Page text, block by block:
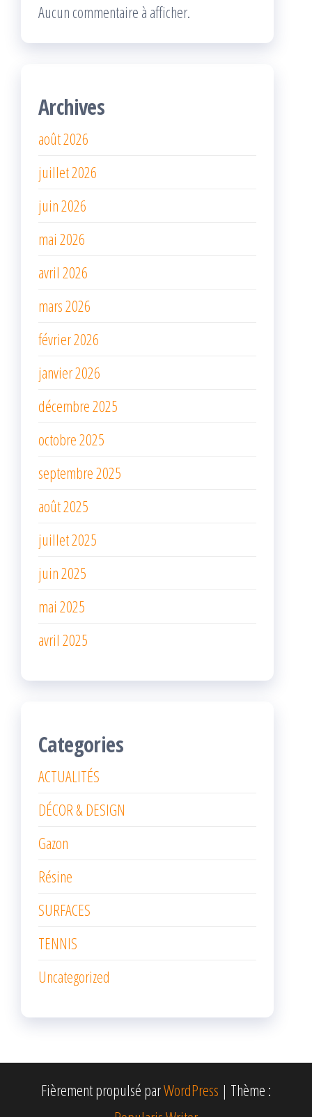
Aucun commentaire à afficher.
Archives
août 2026
juillet 2026
juin 2026
mai 2026
avril 2026
mars 2026
février 2026
janvier 2026
décembre 2025
octobre 2025
septembre 2025
août 2025
juillet 2025
juin 2025
mai 2025
avril 2025
Categories
ACTUALITÉS
DÉCOR & DESIGN
Gazon
Résine
SURFACES
TENNIS
Uncategorized
Fièrement propulsé parWordPress | Thème :